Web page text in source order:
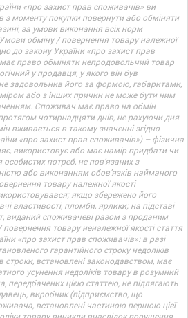
«про захист прав споживачів» ви
з моменту покупки повернути або обміняти
за умови виконання всіх норм
обміну / повернення товару належної
до закону України «про захист прав
право обміняти непродовольчий товар
у продавця, у якого він був
задовольнив його за формою, габаритами,
або з інших причин не може бути ним
Споживач має право на обмін
чотирнадцяти днів, не рахуючи дня
вживається в такому значенні згідно
«про захист прав споживачів») – фізична
використовує або має намір придбати чи
потреб, не пов’язаних з
або виконанням обов’язків найманого
товару належної якості
якщо збережено його
властивості, пломби, ярлики; на підставі
виданий споживачеві разом з проданим
товару неналежної якості стаття
«про захист прав споживачів»: в разі
гарантійного строку недоліків
строки, встановлені законодавством, має
усунення недоліків товару в розумний
передбачених цією статтею, не підлягають
виробник (підприємство, що
встановлені частиною першою цієї